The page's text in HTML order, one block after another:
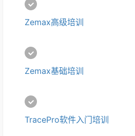
Zemax高级培训
Zemax基础培训
TracePro软件入门培训